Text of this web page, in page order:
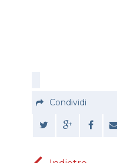
Condividi